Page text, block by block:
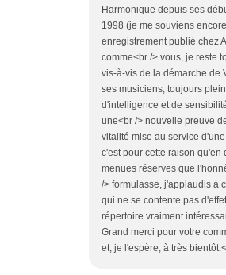
Harmonique depuis ses
1998 (je me souviens
enregistrement publié chez
comme<br /> vous, je reste
vis-à-vis de la démarche de
ses musiciens, toujours
d'intelligence et de
une<br /> nouvelle preuve
vitalité mise au service
c'est pour cette raison qu'en
menues réserves que
/> formulasse, j'applaudis à
qui ne se contente pas
répertoire vraiment
Grand merci pour votre
et, je l'espère, à très